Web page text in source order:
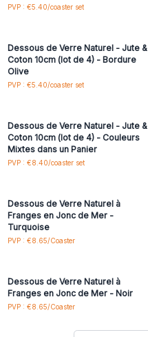
PVP : €5.40/coaster set
Connectez-vous ou
Dessous de Verre Naturel - Jute &
Coton 10cm (lot de 4) - Bordure
Olive
PVP : €5.40/coaster set
Connectez-vous ou
Dessous de Verre Naturel - Jute &
Coton 10cm (lot de 4) - Couleurs
Mixtes dans un Panier
PVP : €8.40/coaster set
Connectez-vous ou
Dessous de Verre Naturel à
Franges en Jonc de Mer -
Turquoise
PVP : €8.65/Coaster
Connectez-vous ou
Dessous de Verre Naturel à
Franges en Jonc de Mer - Noir
PVP : €8.65/Coaster